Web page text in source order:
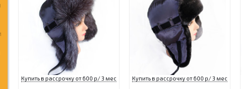
Купить в рассрочку от 600 р/ 3 мес Купить в рассрочку от 600 р/ 3 мес